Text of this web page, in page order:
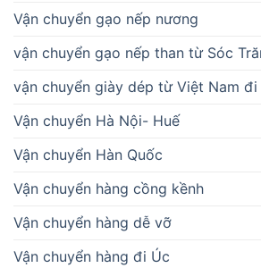
Vận chuyển gạo nếp nương
vận chuyển gạo nếp than từ Sóc
vận chuyển giày dép từ Việt Nam đi
Vận chuyển Hà Nội- Huế
Vận chuyển Hàn Quốc
Vận chuyển hàng cồng kềnh
Vận chuyển hàng dễ vỡ
Vận chuyển hàng đi Úc